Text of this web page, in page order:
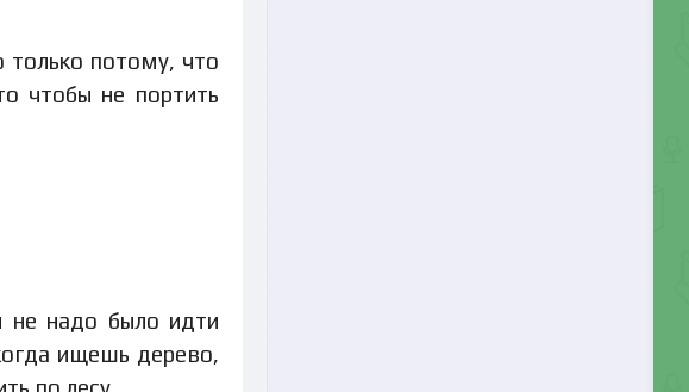
только потому, что
чтобы не портить
не надо было идти
ищешь дерево,